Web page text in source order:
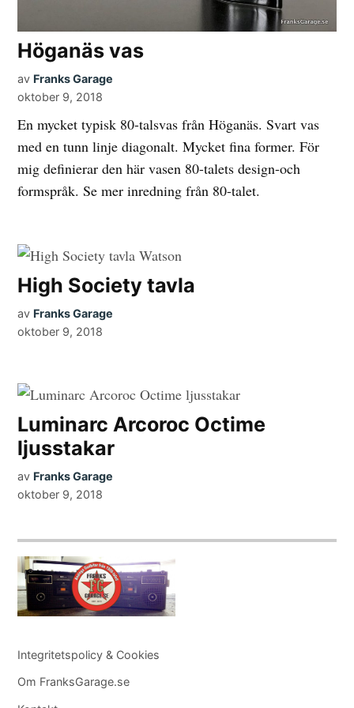
Höganäs vas
av Franks Garage
oktober 9, 2018
En mycket typisk 80-talsvas från Höganäs. Svart vas
med en tunn linje diagonalt. Mycket fina former. För
mig definierar den här vasen 80-talets design-och
formspråk. Se mer inredning från 80-talet.
High Society tavla
av Franks Garage
oktober 9, 2018
Luminarc Arcoroc Octime
ljusstakar
av Franks Garage
oktober 9, 2018
Integritetspolicy & Cookies
Om FranksGarage.se